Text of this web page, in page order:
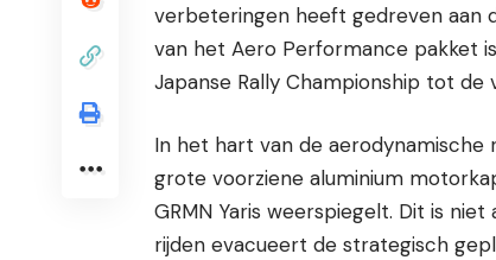
verbeteringen heeft gedreven aan
van het Aero Performance pakket
Japanse Rally Championship tot de
In het hart van de
grote voorziene aluminium
GRMN Yaris weerspiegelt. Dit is
rijden evacueert de strategisch